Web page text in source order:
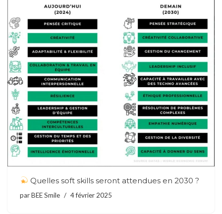
Quelles soft skills seront attendues en 2030 ?
parBEE Smile 4 février 2025